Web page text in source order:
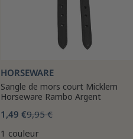
HORSEWARE
Sangle de mors court Micklem
Horseware Rambo Argent
1,49 €9,95 €
1 couleur